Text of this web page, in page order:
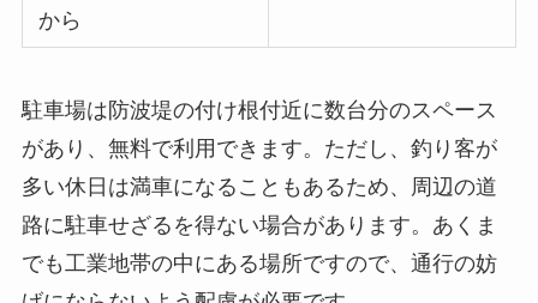
から
駐車場は防波堤の付け根付近に数台分のスペース
があり、無料で利用できます。ただし、釣り客が
多い休日は満車になることもあるため、周辺の道
路に駐車せざるを得ない場合があります。あくま
でも工業地帯の中にある場所ですので、通行の妨